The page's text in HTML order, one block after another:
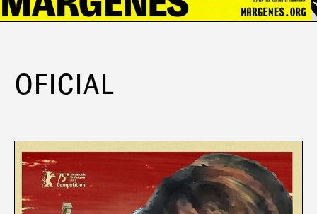
OFICIAL